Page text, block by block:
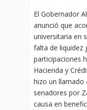
El Gobernador
anunció que
universitaria en
falta de liquidez
participaciones
Hacienda y
hizo un llamado
senadores por
causa en